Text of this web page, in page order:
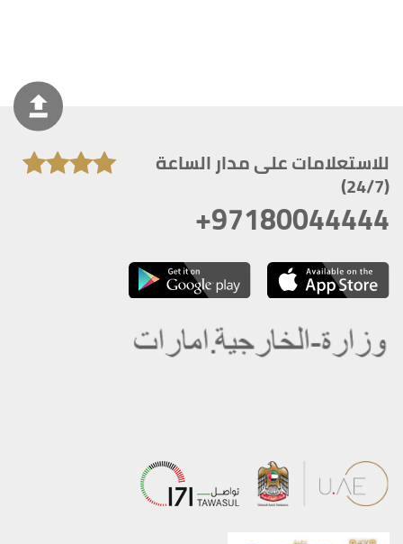
للاستعلامات على مدار الساعة
(24/7)
+97180044444